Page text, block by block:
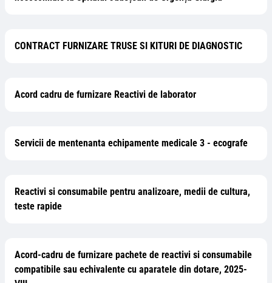
CONTRACT FURNIZARE TRUSE SI KITURI DE DIAGNOSTIC
Acord cadru de furnizare Reactivi de laborator
Servicii de mentenanta echipamente medicale 3 - ecografe
Reactivi si consumabile pentru analizoare, medii de cultura,
teste rapide
Acord-cadru de furnizare pachete de reactivi si consumabile
compatibile sau echivalente cu aparatele din dotare, 2025-